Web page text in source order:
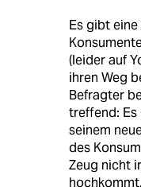
Es gibt
(leider auf
ihren Weg
Befragter
treffend: Es
seinem
des
Zeug nicht